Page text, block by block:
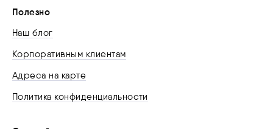
Полезно
Наш блог
Корпоративным клиентам
Адреса на карте
Политика конфиденциальности